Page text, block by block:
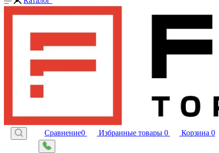
Сравнение0 Избранные товары 0 Корзина 0